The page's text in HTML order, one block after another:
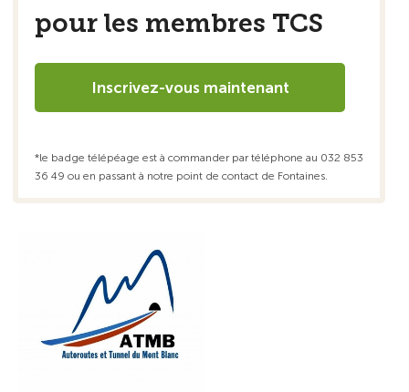
pour les membres TCS
Inscrivez-vous maintenant
*le badge télépéage est à commander par téléphone au 032 853
36 49 ou en passant à notre point de contact de Fontaines.